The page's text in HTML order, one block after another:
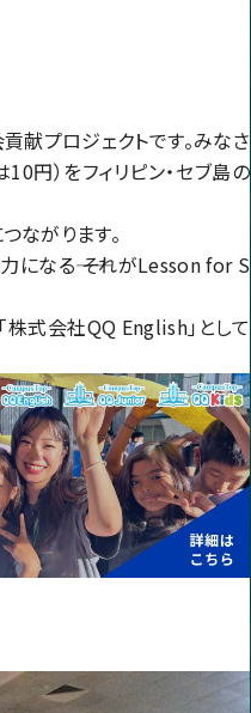
プロジェクトです。みなさ
円）をフィリピン・セブ島の
ながります。
になる―― それがLesson for S
式会社QQ English」として